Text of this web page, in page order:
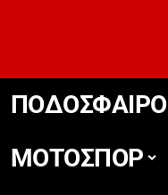
ΠΟΔΟΣΦΑΙΡΟ
ΜΟΤΟΣΠΟΡ